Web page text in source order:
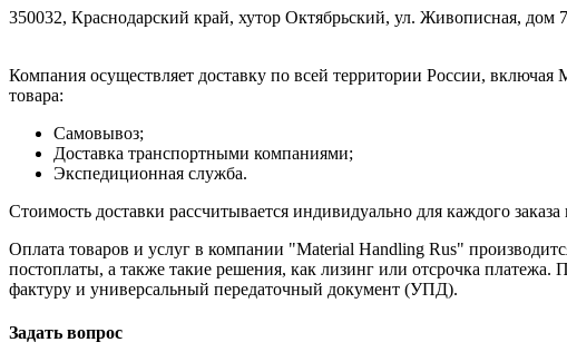
350032, Краснодарский край, хутор Октябрьский, ул. Живописная, дом 7
Компания осуществляет доставку по всей территории России,
товара:
Самовывоз;
Доставка транспортными компаниями;
Экспедиционная служба.
Стоимость доставки рассчитывается индивидуально для каждого
Оплата товаров и услуг в компании "Material Handling Rus"
постоплаты, а также такие решения, как лизинг или отсрочка
фактуру и универсальный передаточный документ (УПД).
Задать вопрос